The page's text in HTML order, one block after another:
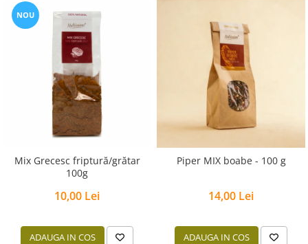
NOU
Mix Grecesc friptură/grătar
100g
10,00 Lei
ADAUGA IN COS
Piper MIX boabe - 100 g
14,00 Lei
ADAUGA IN COS